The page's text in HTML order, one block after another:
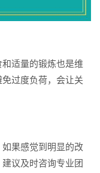
适量的锻炼也是维
过度负荷，会让关
果感觉到明显的改
议及时咨询专业团